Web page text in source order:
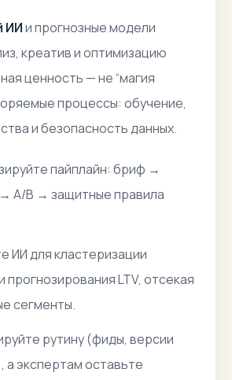
ИИи прогнозные модели
креатив и оптимизацию
ценность — не “магия
процессы: обучение,
и безопасность данных.
пайплайн: бриф →
A/B → защитные правила
ИИ для кластеризации
прогнозирования LTV, отсекая
сегменты.
рутину (фиды, версии
а экспертам оставьте